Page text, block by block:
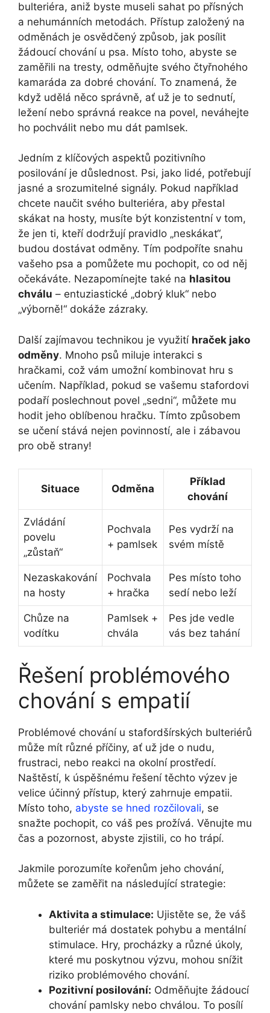
bulteriéra, aniž byste museli sahat po přísných
a nehumánních metodách. Přístup založený na
odměnách je osvědčený způsob, jak posílit
žádoucí chování u psa. Místo toho, abyste se
zaměřili na tresty, odměňujte svého⁣ čtyřnohého
kamaráda za‍ dobré chování. To znamená, že
když udělá něco správně, ať už je to sednutí,
ležení nebo správná reakce na povel, neváhejte
ho pochválit nebo mu dát pamlsek.
Jedním z klíčových aspektů pozitivního
posilování je důslednost. Psi, jako lidé, potřebují
jasné a srozumitelné ​signály. Pokud například
chcete⁣ naučit svého bulteriéra, aby přestal
skákat na hosty, musíte být konzistentní ⁤v tom,
že jen ti, kteří dodržují pravidlo „neskákat“,
budou dostávat odměny. Tím podpoříte snahu​
vašeho psa a pomůžete mu pochopit, co ‌od něj
očekáváte. Nezapomínejte také na‍ hlasitou
chválu – entuziastické „dobrý kluk“ nebo
„výborně!“ dokáže zázraky.
Další zajímavou technikou je využití hraček jako
odměny. Mnoho psů miluje interakci s⁣
hračkami, ​což vám umožní ‍kombinovat hru s
učením. Například,‍ pokud se vašemu stafordovi⁢
podaří poslechnout povel „sedni“, můžete​ mu
hodit jeho oblíbenou hračku. Tímto ⁣způsobem
se učení stává nejen povinností, ale i zábavou
pro obě strany!
Situace Odměna
Příklad
chování
Zvládání​
povelu
„zůstaň“
Pochvala
+ pamlsek
Pes vydrží na
svém místě
Nezaskakování
na hosty
Pochvala
+ hračka
Pes místo toho
sedí ⁤nebo leží
Chůze na
vodítku
Pamlsek +
chvála
Pes jde vedle
vás bez tahání
Řešení problémového
chování s empatií
Problémové chování u stafordšírských bulteriérů
⁣může mít různé příčiny, ať už jde o nudu,
frustraci, nebo reakci ‌na okolní prostředí.
Naštěstí, k úspěšnému řešení těchto výzev je
velice účinný přístup, který zahrnuje empatii.
‍Místo toho,⁢ abyste se hned rozčilovali, se‌
snažte pochopit, co váš pes prožívá. Věnujte mu
čas⁣ a pozornost, abyste zjistili, ⁢co ​ho trápí.
Jakmile porozumíte kořenům jeho chování,‍
můžete se zaměřit na následující strategie:
Aktivita a stimulace: Ujistěte se, že váš
bulteriér má dostatek ⁤pohybu a‌ mentální
stimulace. Hry, procházky a různé úkoly,
které mu poskytnou výzvu, mohou snížit
riziko problémového chování.
Pozitivní posilování: Odměňujte‍ žádoucí‍
chování pamlsky nebo chválou. To posílí